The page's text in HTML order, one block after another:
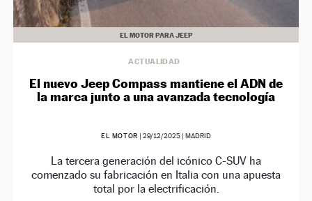
EL MOTOR PARA JEEP
ACTUALIDAD
El nuevo Jeep Compass mantiene el ADN de
la marca junto a una avanzada tecnología
EL MOTOR | 29/12/2025| MADRID
La tercera generación del icónico C-SUV ha
comenzado su fabricación en Italia con una apuesta
total por la electrificación.